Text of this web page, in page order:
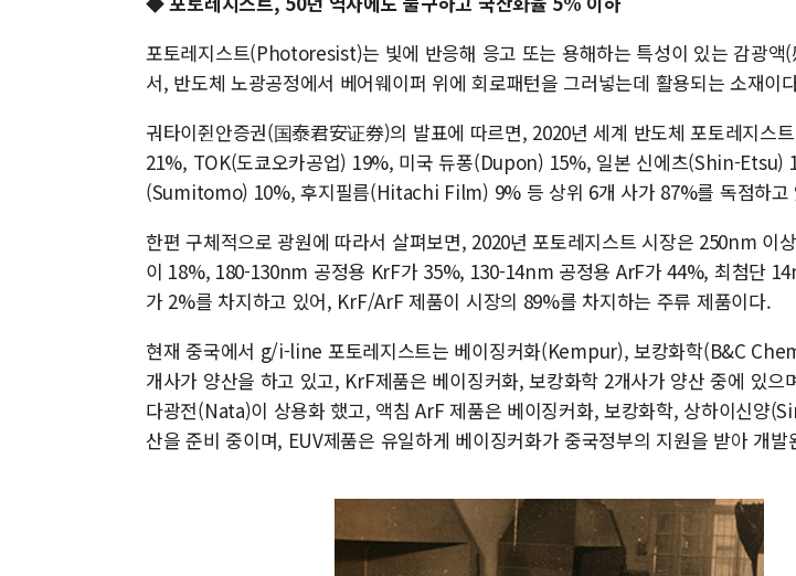
포토레지스트(Photoresist)는 빛에 반응해 응고 또는 용해하는 특성이 있는 감광액
서, 반도체 노광공정에서 베어웨이퍼 위에 회로패턴을 그러넣는데 활용되는 소재이
궈타이쥔안증권(国泰君安证券)의 발표에 따르면, 2020년 세계 반도체 포토레지스
21%, TOK(도쿄오카공업) 19%, 미국 듀퐁(Dupon) 15%, 일본 신에츠(Shin-Etsu)
(Sumitomo) 10%, 후지필름(Hitachi Film) 9% 등 상위 6개 사가 87%를 독점하고
한편 구체적으로 광원에 따라서 살펴보면, 2020년 포토레지스트 시장은 250nm 이
이 18%, 180-130nm 공정용 KrF가 35%, 130-14nm 공정용 ArF가 44%, 최첨단
가 2%를 차지하고 있어, KrF/ArF 제품이 시장의 89%를 차지하는 주류 제품이다.
현재 중국에서 g/i-line 포토레지스트는 베이징커화(Kempur), 보캉화학(B&C
개사가 양산을 하고 있고, KrF제품은 베이징커화, 보캉화학 2개사가 양산 중에 있으
다광전(Nata)이 상용화 했고, 액침 ArF 제품은 베이징커화, 보캉화학, 상하이신양
산을 준비 중이며, EUV제품은 유일하게 베이징커화가 중국정부의 지원을 받아 개발